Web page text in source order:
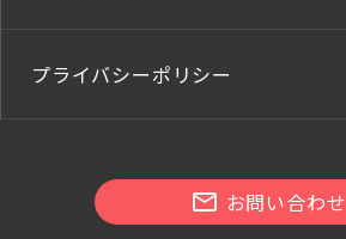
プライバシーポリシー
お問い合わせ